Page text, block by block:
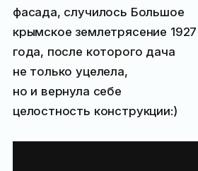
фасада, случилось Большое
крымское землетрясение 1927
года, после которого дача
не только уцелела,
но и вернула себе
целостность конструкции:)